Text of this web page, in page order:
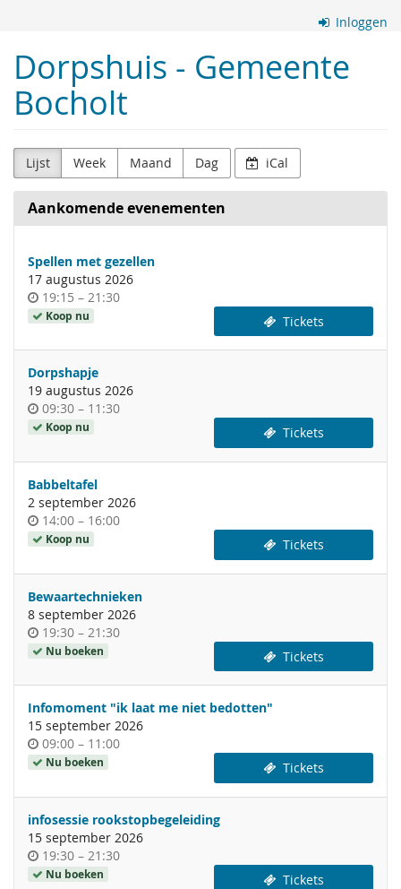
Inloggen
Dorpshuis - Gemeente
Bocholt
Lijst Week Maand Dag iCal
Aankomende evenementen
Spellen met gezellen
17 augustus 2026
Tijdstip
van
dag
19:15 –tot
21:30
Koop nu Tickets
Dorpshapje
19 augustus 2026
Tijdstip
van
dag
09:30 –tot
11:30
Koop nu Tickets
Babbeltafel
2 september 2026
Tijdstip
van
dag
14:00 –tot
16:00
Koop nu Tickets
Bewaartechnieken
8 september 2026
Tijdstip
van
dag
19:30 –tot
21:30
Nu boeken Tickets
Infomoment "ik laat me niet bedotten"
15 september 2026
Tijdstip
van
dag
09:00 –tot
11:00
Nu boeken Tickets
infosessie rookstopbegeleiding
15 september 2026
Tijdstip
van
19:30 –tot
21:30
Nu boeken Tickets